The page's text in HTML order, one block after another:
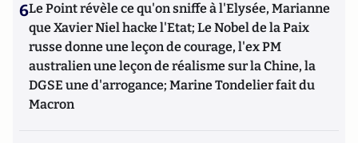
6Le Point révèle ce qu'on sniffe à l'Elysée, Marianne
que Xavier Niel hacke l'Etat; Le Nobel de la Paix
russe donne une leçon de courage, l'ex PM
australien une leçon de réalisme sur la Chine, la
DGSE une d'arrogance; Marine Tondelier fait du
Macron